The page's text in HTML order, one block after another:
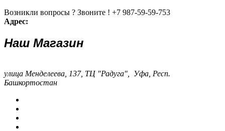
Возникли вопросы ? Звоните ! +7 987-59-59-753
Адрес:
Наш Магазин
улица Менделеева, 137, ТЦ "Радуга", Уфа, Респ.
Башкортостан